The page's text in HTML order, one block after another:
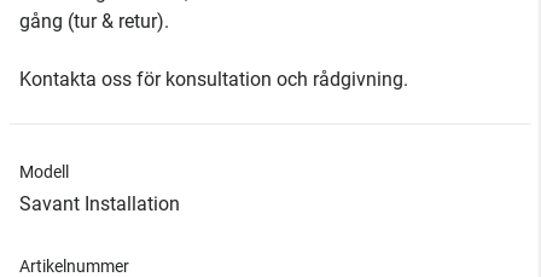
gång (tur & retur).
Kontakta oss för konsultation och rådgivning.
Modell
Savant Installation
Artikelnummer